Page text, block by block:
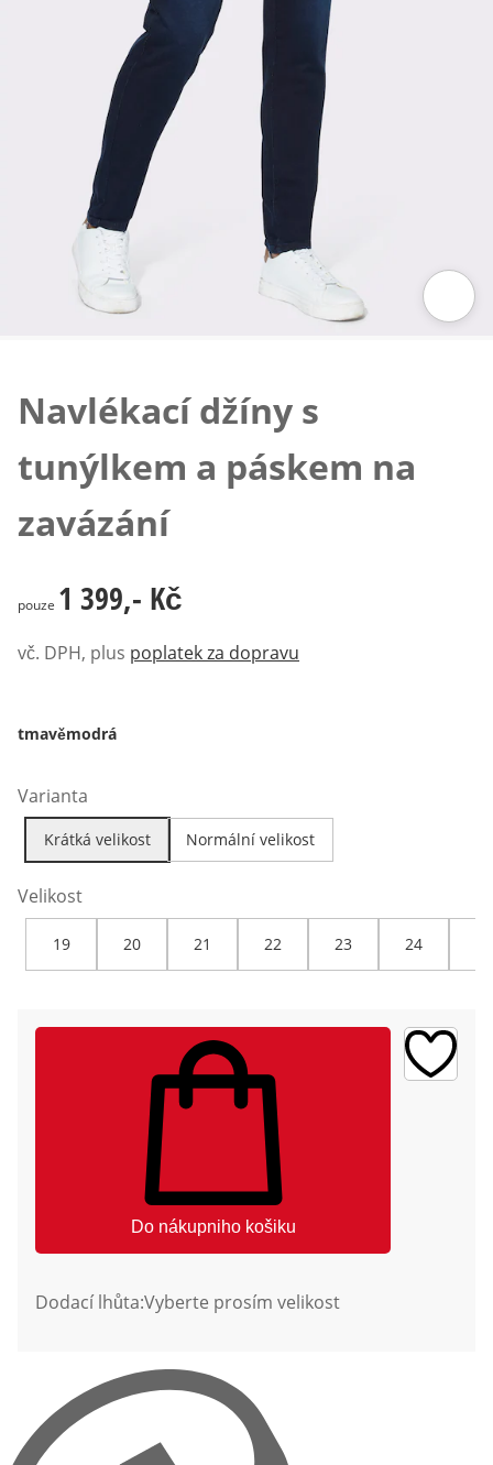
Navlékací džíny s
tunýlkem a páskem na
zavázání
1 399,- Kč
pouze 1 399,- Kč
vč. DPH, plus poplatek za dopravu
tmavěmodrá
Varianta
Krátká velikost Normální velikost
Velikost
19 20 21 22 23 24
Do nákupniho košiku
Dodací lhůta:Vyberte prosím velikost